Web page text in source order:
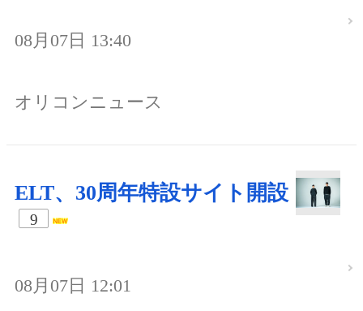
08月07日 13:40
オリコンニュース
ELT、30周年特設サイト開設
9
08月07日 12:01